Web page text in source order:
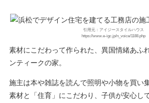
引用元：アイジースタイルハウス
https://www.e-igc.jp/n_voice/1188.php
素材にこだわって作られた、異国情緒あふ
ンティークの家。
施主は本や雑誌を読んで照明や小物を買い
素材と「住育」にこだわり、子供が安心し